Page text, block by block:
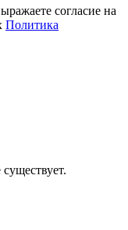
согласие на
Политика